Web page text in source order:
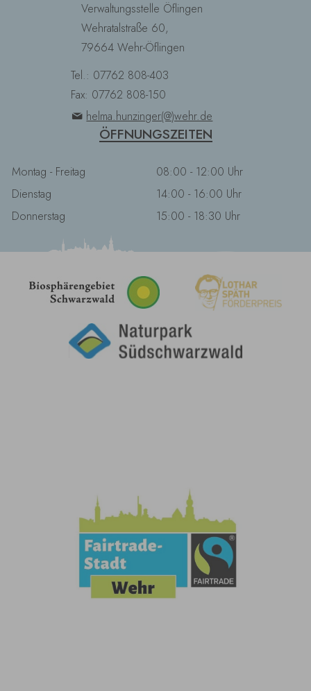
Verwaltungsstelle Öflingen
Wehratalstraße 60,
79664 Wehr-Öflingen
Tel.: 07762 808-403
Fax: 07762 808-150
helma.hunzinger(@)wehr.de
ÖFFNUNGSZEITEN
Montag - Freitag
Dienstag
Donnerstag
08:00 - 12:00 Uhr
14:00 - 16:00 Uhr
15:00 - 18:30 Uhr